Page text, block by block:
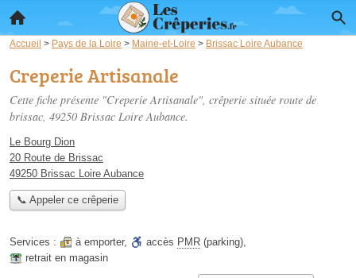
Accueil > Pays de la Loire > Maine-et-Loire > Brissac Loire Aubance
Creperie Artisanale
Cette fiche présente "Creperie Artisanale", crêperie située route de
brissac, 49250 Brissac Loire Aubance.
Le Bourg Dion
20 Route de Brissac
49250 Brissac Loire Aubance
📞 Appeler ce crêperie
Services : à emporter, accès PMR (parking),
retrait en magasin